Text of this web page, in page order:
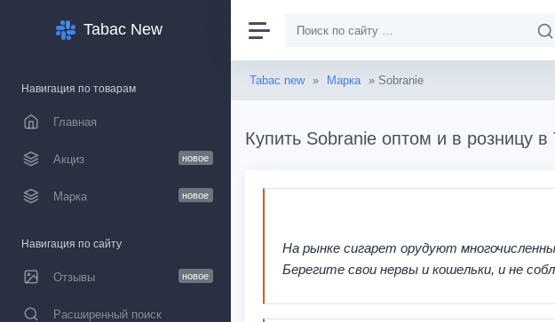
Tabac New
Навигация по товарам
Главная
Акциз новое
Марка новое
Навигация по сайту
Отзывы новое
Расширенный поиск
Tabac new » Марка » Sobranie
Купить Sobranie оптом и в розницу в
На рынке сигарет орудуют
Берегите свои нервы и кошельки, и не